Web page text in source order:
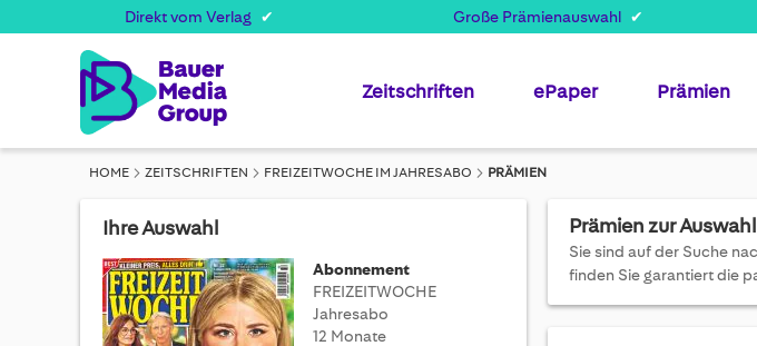
Direkt vom Verlag Große Prämienauswahl
Zeitschriften ePaper Prämien
HOME ZEITSCHRIFTEN FREIZEITWOCHE IM JAHRESABO PRÄMIEN
Ihre Auswahl
Abonnement
FREIZEITWOCHE
Jahresabo
12 Monate
Prämien zur Auswahl
Sie sind auf der Suche
finden Sie garantiert die